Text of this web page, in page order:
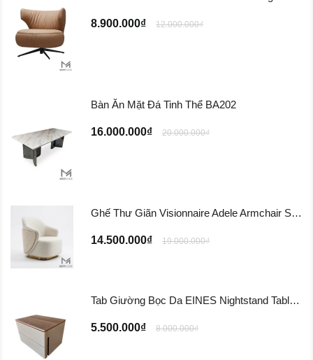
8.900.000₫ 12.000.000₫
Bàn Ăn Mặt Đá Tinh Thể BA202
16.000.000₫ 20.000.000₫
Ghế Thư Giãn Visionnaire Adele Armchair SFD11
14.500.000₫ 19.000.000₫
Tab Giường Bọc Da EINES Nightstand Table TG122
5.500.000₫ 8.000.000₫